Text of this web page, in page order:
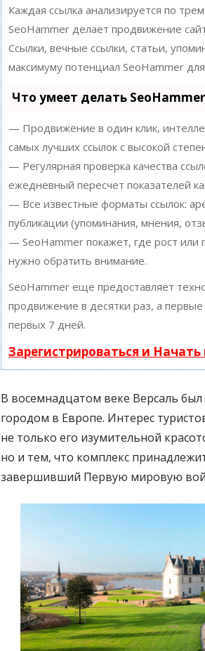
Каждая ссылка анализируется по
SeoHammer делает продвижение
Ссылки, вечные ссылки, статьи,
максимуму потенциал SeoHammer
Что умеет делать SeoHammer
— Продвижение в один клик,
самых лучших ссылок с высокой
— Регулярная проверка качества
ежедневный пересчет показателей
— Все известные форматы ссылок:
публикации (упоминания, мнения,
— SeoHammer покажет, где рост или
нужно обратить внимание.
SeoHammer еще предоставляет
продвижение в десятки раз, а
первых 7 дней.
Зарегистрироваться и
В восемнадцатом веке Версаль
городом в Европе. Интерес
не только его изумительной
но и тем, что комплекс
завершивший Первую мировую